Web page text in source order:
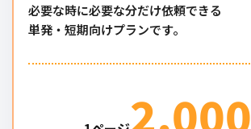
必要な時に必要な分だけ依頼できる
単発・短期向けプランです。
2,000